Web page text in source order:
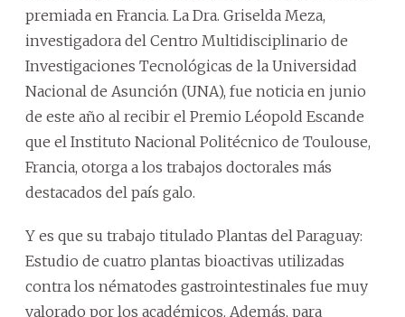
premiada en Francia. La Dra. Griselda Meza,
investigadora del Centro Multidisciplinario de
Investigaciones Tecnológicas de la Universidad
Nacional de Asunción (UNA), fue noticia en junio
de este año al recibir el Premio Léopold Escande
que el Instituto Nacional Politécnico de Toulouse,
Francia, otorga a los trabajos doctorales más
destacados del país galo.
Y es que su trabajo titulado Plantas del Paraguay:
Estudio de cuatro plantas bioactivas utilizadas
contra los nématodes gastrointestinales fue muy
valorado por los académicos. Además, para